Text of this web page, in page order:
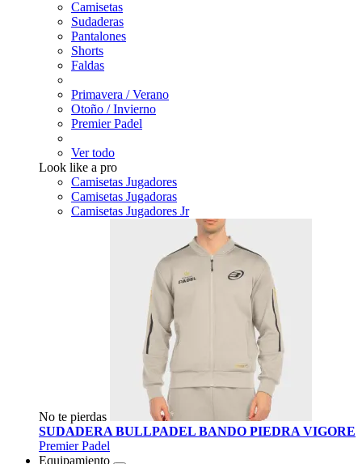
Camisetas
Sudaderas
Pantalones
Shorts
Faldas
Primavera / Verano
Otoño / Invierno
Premier Padel
Ver todo
Look like a pro
Camisetas Jugadores
Camisetas Jugadoras
Camisetas Jugadores Jr
No te pierdas
SUDADERA BULLPADEL BANDO PIEDRA VIGORE
Premier Padel
Equipamiento